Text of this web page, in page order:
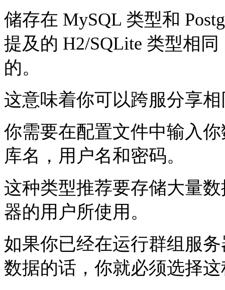
储存在 MySQL 类型和
提及的 H2/SQLite 类型相
的。
这意味着你可以跨服分享
你需要在配置文件中输入
库名，用户名和密码。
这种类型推荐要存储大量
器的用户所使用。
如果你已经在运行群组服
数据的话，你就必须选择